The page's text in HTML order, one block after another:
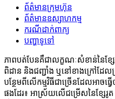
ព័ត៌មានក្រុមហ៊ុន
ព័ត៌មានឧស្សាហកម្ម
ករណីដាក់ពាក្យ
បញ្ហាទូទៅ
ភាពបត់បែនគឺជាលក្ខណៈសំខាន់នៃខ្សែ
ពិដាន និងជញ្ជាំង ឬនៅខាងក្រៅដែល
បន្ថែមពីលើកម្មវិធីជាច្រើនដែលអាចធ្វ
ផងដែរ៖ អាស្រ័យលើជម្រើសនៃខ្សែរូ